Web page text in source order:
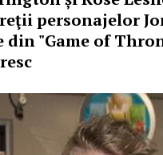
personajelor
din "Game of